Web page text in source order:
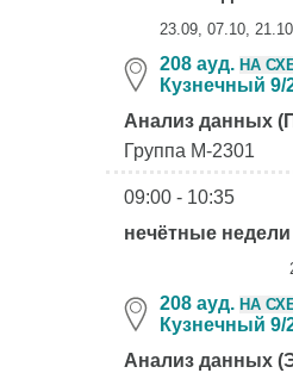
23.09, 07.10,
208 ауд. НА
Кузнечный 9/
Анализ данных
Группа М-2301
09:00 - 10:35
нечётные недели
208 ауд. НА
Кузнечный 9/
Анализ данных